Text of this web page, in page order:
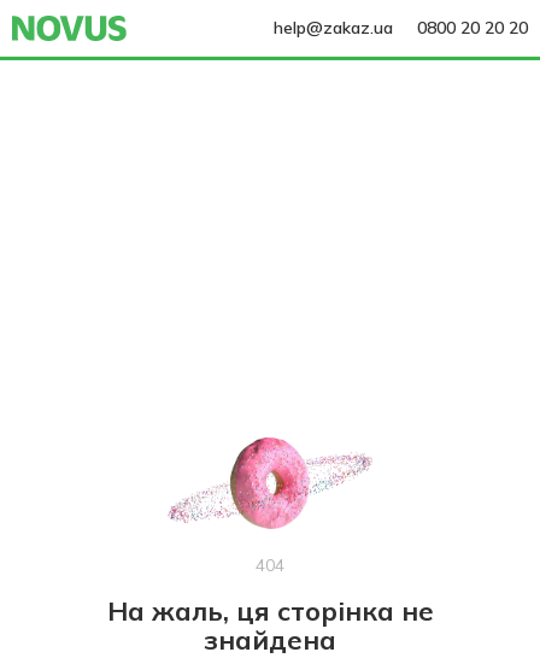
help@zakaz.ua 0800 20 20 20
404
На жаль, ця сторінка не
знайдена